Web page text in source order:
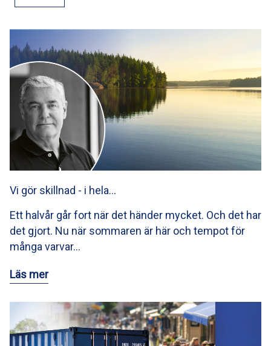
Vi gör skillnad - i hela…
Ett halvår går fort när det händer mycket. Och det har
det gjort. Nu när sommaren är här och tempot för
många varvar…
Läs mer